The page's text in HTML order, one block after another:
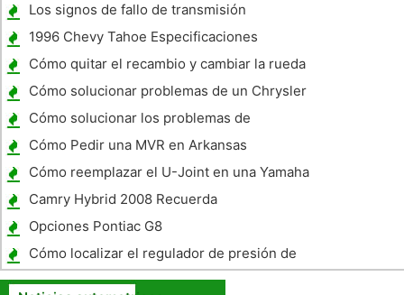
Los signos de fallo de transmisión
1996 Chevy Tahoe Especificaciones
Cómo quitar el recambio y cambiar la rueda
en un Plymouth Voyager
Cómo solucionar problemas de un Chrysler
Cirrus
Cómo solucionar los problemas de
transmisión Honda Accord
Cómo Pedir una MVR en Arkansas
Cómo reemplazar el U-Joint en una Yamaha
ATV 1999
Camry Hybrid 2008 Recuerda
Opciones Pontiac G8
Cómo localizar el regulador de presión de
combustible en un Dodge Shadow 1990